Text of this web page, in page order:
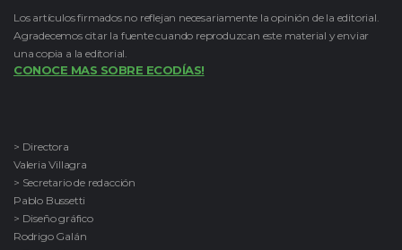
Los artículos firmados no reflejan necesariamente la opinión de la editorial.
Agradecemos citar la fuente cuando reproduzcan este material y enviar
una copia a la editorial.
CONOCE MAS SOBRE ECODÍAS!
> Directora
Valeria Villagra
> Secretario de redacción
Pablo Bussetti
> Diseño gráfico
Rodrigo Galán